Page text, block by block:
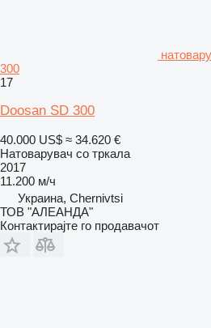
300
17
Doosan SD 300
40.000 US$ ≈ 34.620 €
Натоварувач со тркала
2017
11.200 м/ч
Украина, Chernivtsi
ТОВ "АЛЕАНДА"
Контактирајте го продавачот